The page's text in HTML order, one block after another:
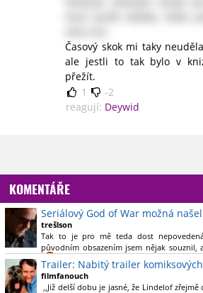
Časový skok mi taky
ale jestli to tak bylo v
přežít.
1
-2
reagují: Deywid
KOMENTÁŘE
Seriálový God of War možná
trešlson
Tak to je pro mě teda dost
původním obsazením jsem nějak souznil,
Trailer: Nabitý trailer
filmfanouch
,,Již delší dobu je jasné, že Lindelof